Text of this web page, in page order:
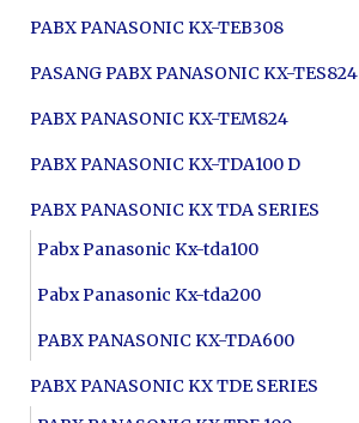
PABX PANASONIC KX-TEB308
PASANG PABX PANASONIC KX-TES824
PABX PANASONIC KX-TEM824
PABX PANASONIC KX-TDA100 D
PABX PANASONIC KX TDA SERIES
Pabx Panasonic Kx-tda100
Pabx Panasonic Kx-tda200
PABX PANASONIC KX-TDA600
PABX PANASONIC KX TDE SERIES